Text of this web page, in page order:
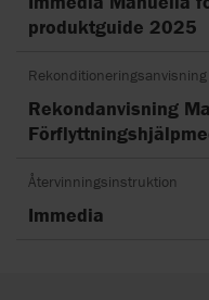
produktguide 2025
Rekonditioneringsanvisning
Rekondanvisning
Återvinningsinstruktion
Immedia